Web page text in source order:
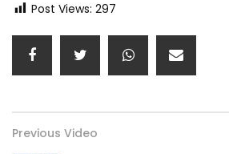
Post Views: 297
Previous Video